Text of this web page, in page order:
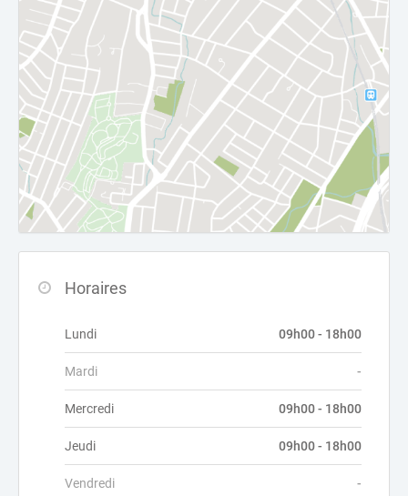
Horaires
Lundi 09h00 - 18h00
Mardi -
Mercredi 09h00 - 18h00
Jeudi 09h00 - 18h00
Vendredi -